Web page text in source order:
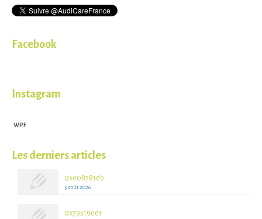
Facebook
Instagram
WPF
Les derniers articles
0xe08781eb
5 août 2026
0x79519ee1